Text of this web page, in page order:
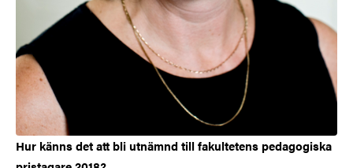
Hur känns det att bli utnämnd till fakultetens pedagogiska